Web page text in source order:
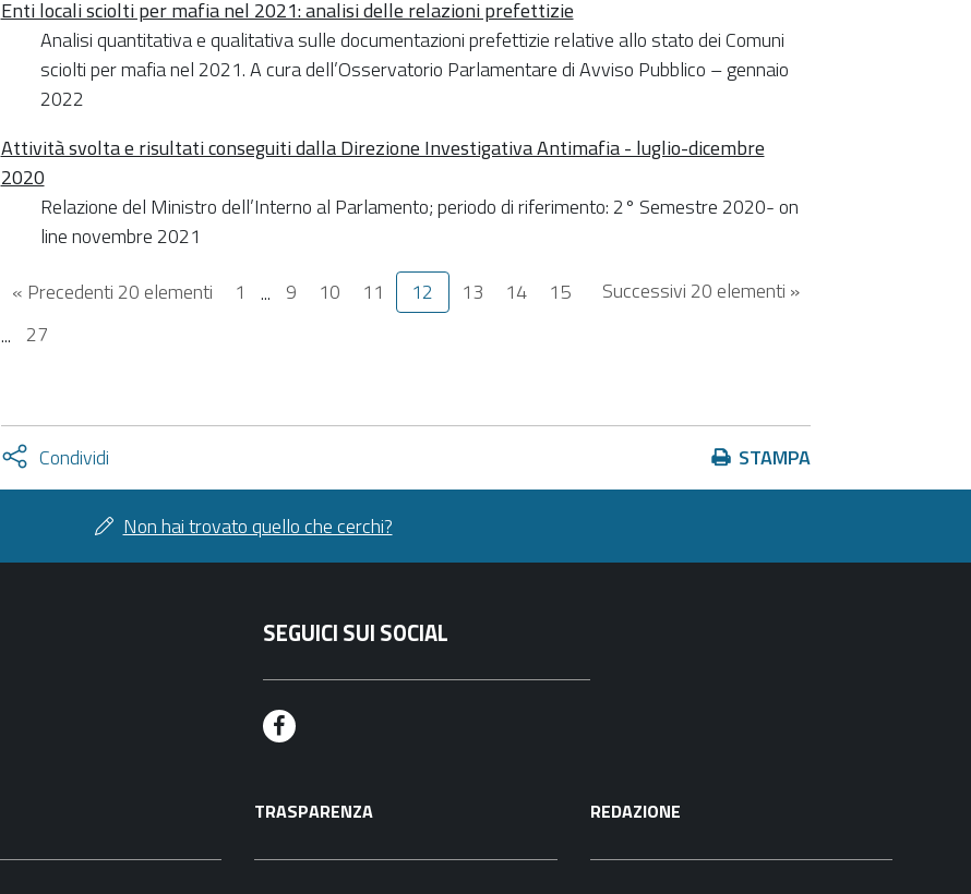
Enti locali sciolti per mafia nel 2021: analisi delle relazioni prefettizie
Analisi quantitativa e qualitativa sulle documentazioni prefettizie relative allo stato dei Comuni
sciolti per mafia nel 2021. A cura dell’Osservatorio Parlamentare di Avviso Pubblico – gennaio
2022
Attività svolta e risultati conseguiti dalla Direzione Investigativa Antimafia - luglio-dicembre
2020
Relazione del Ministro dell’Interno al Parlamento; periodo di riferimento: 2° Semestre 2020- on
line novembre 2021
« Precedenti 20 elementi
Successivi 20 elementi »
1 ... 9 10 11 12 13 14
15
... 27
Azioni
sul
STAMPA
Condividi
facebook
twitter
Attiva
condividi
Non hai trovato quello che cerchi?
SEGUICI SUI SOCIAL
F
c
e
TRASPARENZA REDAZIONE